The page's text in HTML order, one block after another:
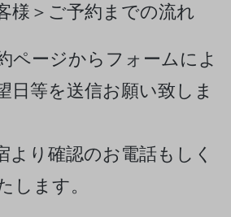
様＞ご予約までの流れ
ページからフォームによ
日等を送信お願い致しま
より確認のお電話もしく
します。